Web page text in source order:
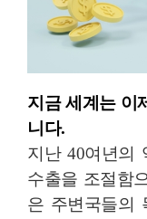
지금 세계는 이
니다.
지난 40여년의
수출을 조절함
은 주변국들의